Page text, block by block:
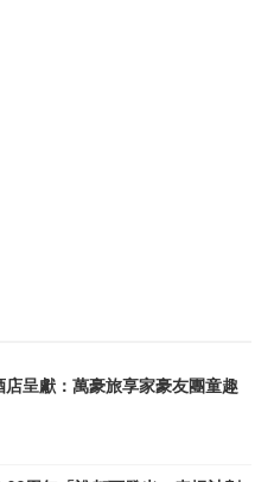
店呈獻：萬豪旅享家豪友團童趣